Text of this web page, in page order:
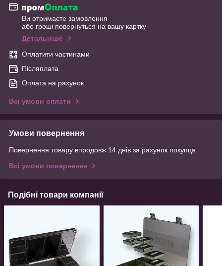
Ви отримаєте замовлення
або гроші повернуться на вашу картку
Детальніше
Оплатити частинами
Післяплата
Оплата на рахунок
Всі умови оплати
Умови повернення
Повернення товару впродовж 14 днів за рахунок покупця
Всі умови повернення
Подібні товари компанії